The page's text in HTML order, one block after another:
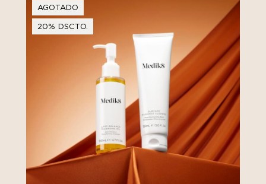
AGOTADO
20% DSCTO.